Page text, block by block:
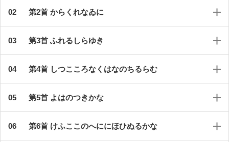
第2首 からくれなゐに
第3首 ふれるしらゆき
第4首 しつこころなくはなのちるらむ
第5首 よはのつきかな
第6首 けふここのへににほひぬるかな